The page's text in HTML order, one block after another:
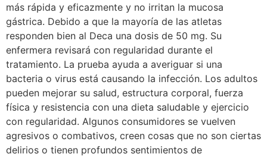
más rápida y eficazmente y no irritan la mucosa
gástrica. Debido a que la mayoría de las atletas
responden bien al Deca una dosis de 50 mg. Su
enfermera revisará con regularidad durante el
tratamiento. La prueba ayuda a averiguar si una
bacteria o virus está causando la infección. Los adultos
pueden mejorar su salud, estructura corporal, fuerza
física y resistencia con una dieta saludable y ejercicio
con regularidad. Algunos consumidores se vuelven
agresivos o combativos, creen cosas que no son ciertas
delirios o tienen profundos sentimientos de